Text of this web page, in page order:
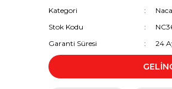
Kategori
Stok Kodu
Garanti Süresi
24